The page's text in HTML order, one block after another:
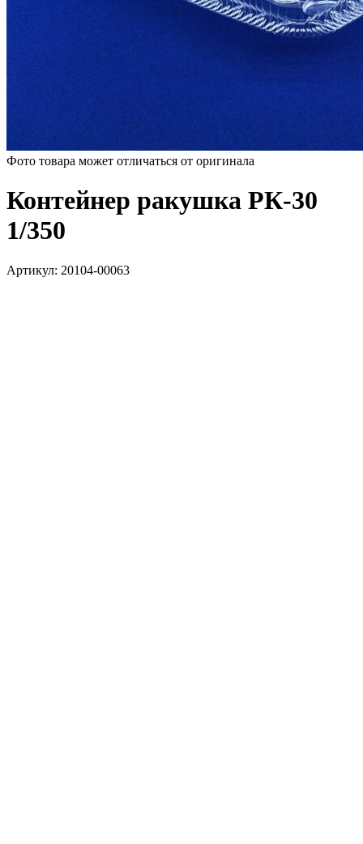
Фото товара может отличаться от оригинала
Контейнер ракушка РК-30
1/350
Артикул: 20104-00063